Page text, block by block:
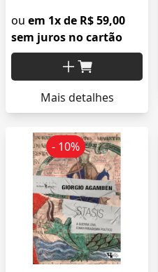
ou em 1x de R$ 59,00
sem juros no cartão
Mais detalhes
- 10%